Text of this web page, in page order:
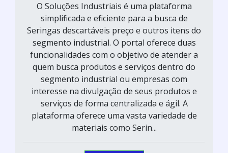
O Soluções Industriais é uma plataforma
simplificada e eficiente para a busca de
Seringas descartáveis preço e outros itens do
segmento industrial. O portal oferece duas
funcionalidades com o objetivo de atender a
quem busca produtos e serviços dentro do
segmento industrial ou empresas com
interesse na divulgação de seus produtos e
serviços de forma centralizada e ágil. A
plataforma oferece uma vasta variedade de
materiais como Serin...